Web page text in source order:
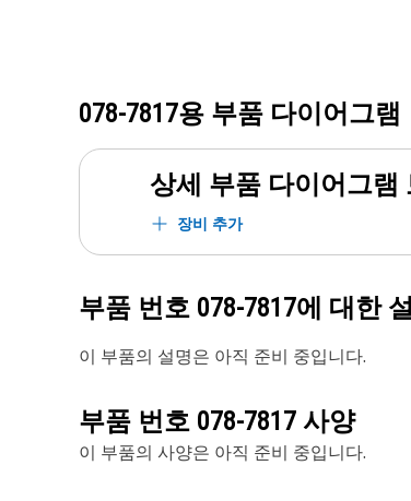
078-7817용 부품 다이어그램
상세 부품 다이어그램
장비 추가
부품 번호 078-7817에 대한
이 부품의 설명은 아직 준비 중입니다.
부품 번호 078-7817 사양
이 부품의 사양은 아직 준비 중입니다.